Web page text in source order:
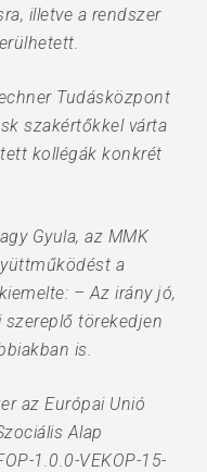
illetve a rendszer
Tudásközpont
szakértőkkel várta
kollégák konkrét
Gyula, az MMK
a
– Az irány jó,
törekedjen
is.
az Európai Unió
Alap
1.0.0-VEKOP-15-